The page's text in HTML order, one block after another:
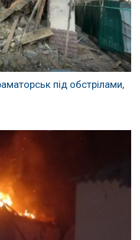
під обстрілами,